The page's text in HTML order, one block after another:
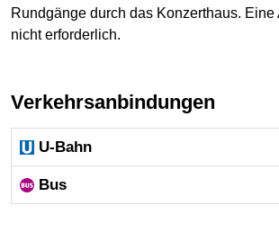
Rundgänge durch das Konzerthaus. Eine
nicht erforderlich.
Verkehrsanbindungen
U-Bahn
Bus